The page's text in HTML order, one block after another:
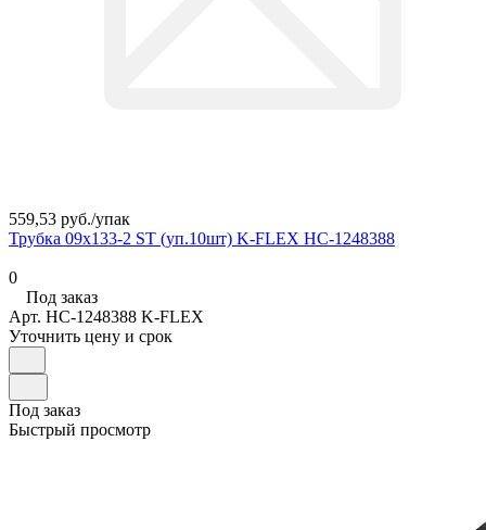
559,53 руб./упак
Трубка 09х133-2 ST (уп.10шт) K-FLEX НС-1248388
0
Под заказ
Арт. НС-1248388 K-FLEX
Уточнить цену и срок
Под заказ
Быстрый просмотр